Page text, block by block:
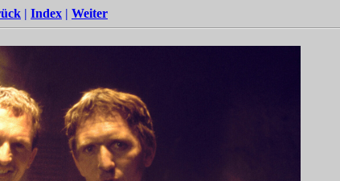
| Index | Weiter